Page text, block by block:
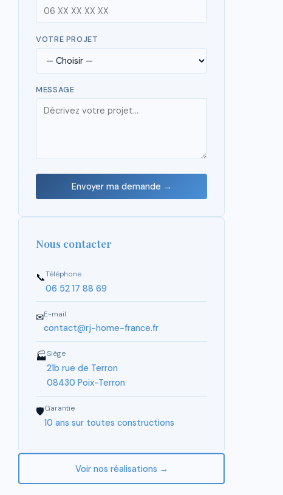
VOTRE PROJET
MESSAGE
Envoyer ma demande →
Nous contacter
📞Téléphone
06 52 17 88 69
✉E-mail
contact@rj-home-france.fr
🏭Siège
21b rue de Terron
08430 Poix-Terron
🛡Garantie
10 ans sur toutes constructions
Voir nos réalisations →